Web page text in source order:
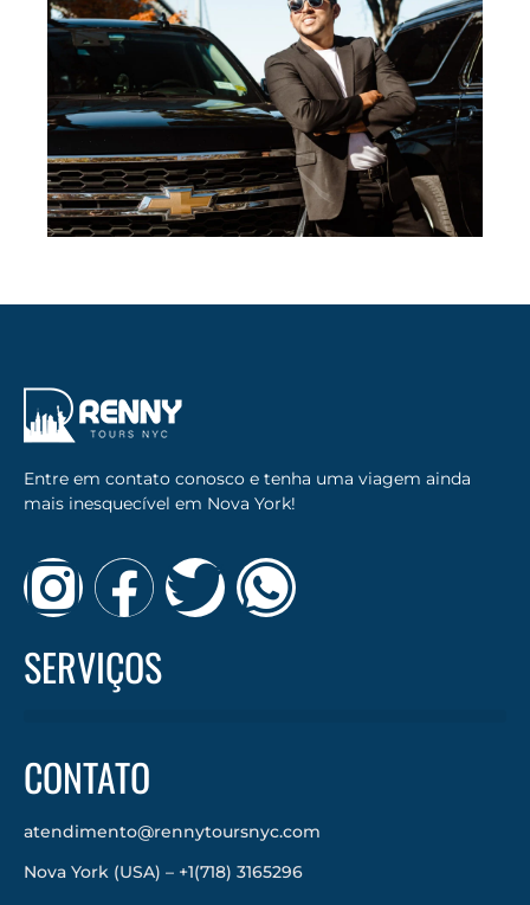
Entre em contato conosco e tenha uma viagem ainda
mais inesquecível em Nova York!
SERVIÇOS
CONTATO
atendimento@rennytoursnyc.com
Nova York (USA) – +1(718) 3165296